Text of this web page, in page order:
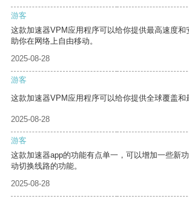
游客
这款加速器VPM应用程序可以给你提供最高速度和
助你在网络上自由移动。
2025-08-28
游客
这款加速器VPM应用程序可以给你提供全球覆盖和
2025-08-28
游客
这款加速器app的功能有点单一，可以增加一些新
动切换线路的功能。
2025-08-28